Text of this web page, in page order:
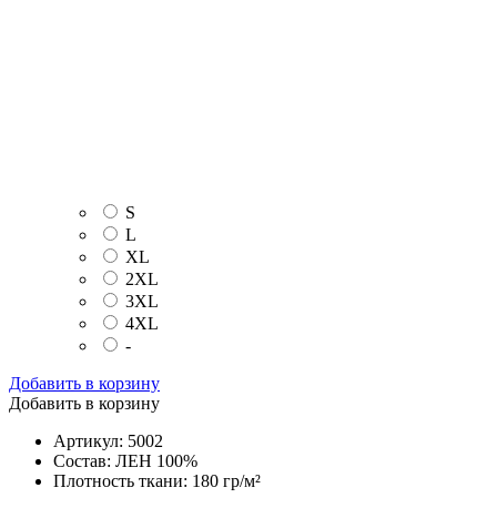
S
L
XL
2XL
3XL
4XL
-
Добавить в корзину
Добавить в корзину
Артикул: 5002
Состав: ЛЕН 100%
Плотность ткани: 180 гр/м²